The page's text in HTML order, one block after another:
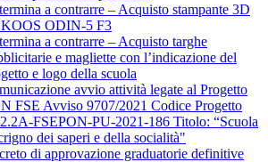
a contrarre – Acquisto stampante 3D
ODIN-5 F3
a contrarre – Acquisto targhe
e magliette con l’indicazione del
e logo della scuola
avvio attività legate al Progetto
FSE Avviso 9707/2021 Codice Progetto
FSEPON-PU-2021-186 Titolo: “Scuola
dei saperi e della socialità"
di approvazione graduatorie definitive